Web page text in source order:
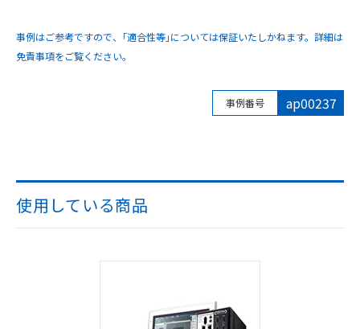
事例はご参考ですので、｢適合性等｣については保証いたしかねます。詳細は
免責事項をご覧ください。
事例番号 ap00237
使用している商品